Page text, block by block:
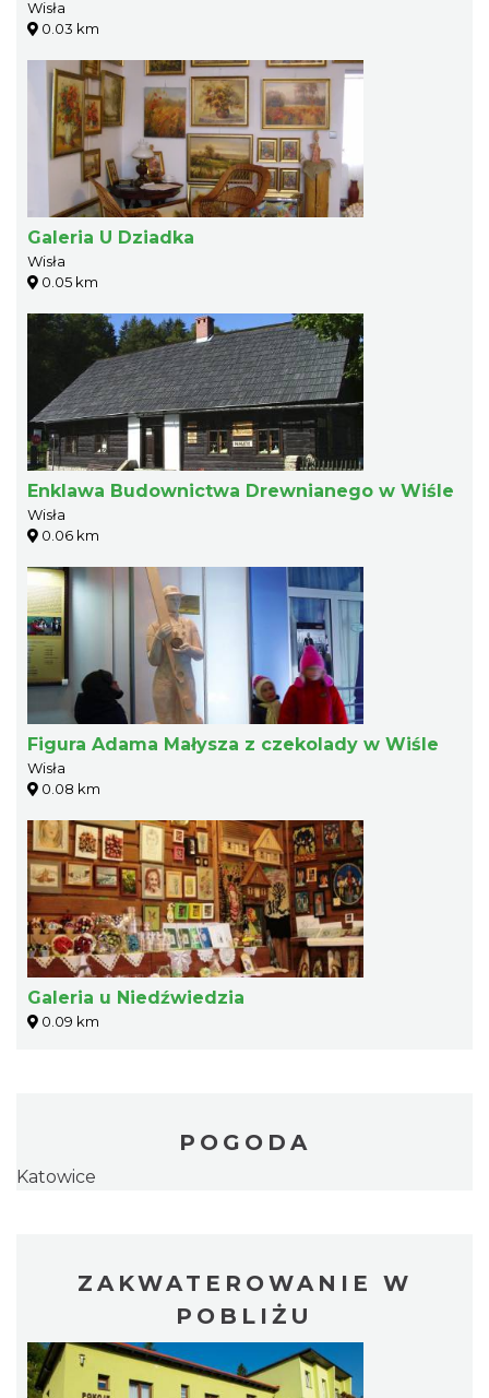
Wisła
0.03 km
Galeria U Dziadka
Wisła
0.05 km
Enklawa Budownictwa Drewnianego w Wiśle
Wisła
0.06 km
Figura Adama Małysza z czekolady w Wiśle
Wisła
0.08 km
Galeria u Niedźwiedzia
0.09 km
POGODA
Katowice
ZAKWATEROWANIE W
POBLIŻU